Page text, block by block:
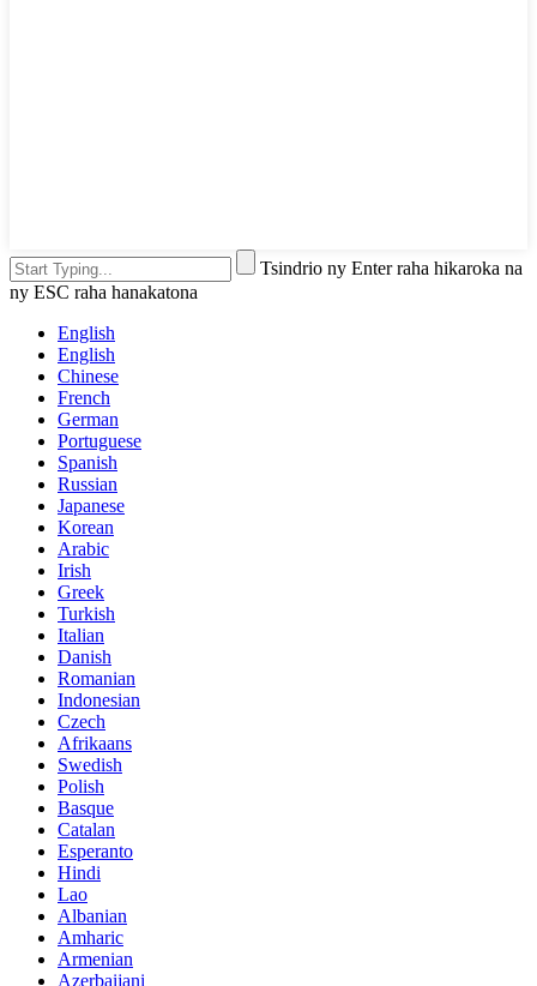
Tsindrio ny Enter raha hikaroka na
ny ESC raha hanakatona
English
English
Chinese
French
German
Portuguese
Spanish
Russian
Japanese
Korean
Arabic
Irish
Greek
Turkish
Italian
Danish
Romanian
Indonesian
Czech
Afrikaans
Swedish
Polish
Basque
Catalan
Esperanto
Hindi
Lao
Albanian
Amharic
Armenian
Azerbaijani